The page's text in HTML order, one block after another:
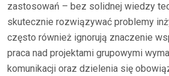
zastosowań – bez solidnej wiedzy
skutecznie rozwiązywać problemy
często również ignorują znaczenie
praca nad projektami grupowymi
komunikacji oraz dzielenia się